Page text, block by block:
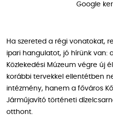
Google
Ha szereted a régi vonatokat,
ipari hangulatot, jó hírünk van:
Közlekedési Múzeum végre új
korábbi tervekkel ellentétben
intézmény, hanem a főváros
Járműjavító történeti
otthont.